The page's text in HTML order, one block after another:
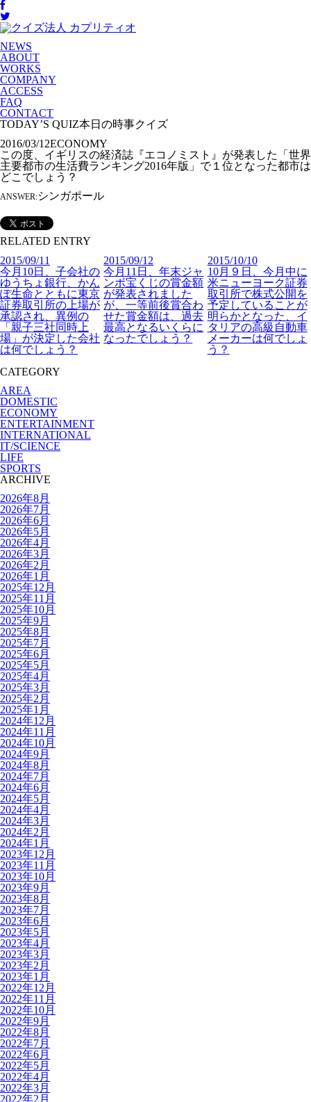
NEWS
ABOUT
WORKS
COMPANY
ACCESS
FAQ
CONTACT
TODAY’S QUIZ本日の時事クイズ
2016/03/12ECONOMY
この度、イギリスの経済誌『エコノミスト』が発表した「世界
主要都市の生活費ランキング2016年版」で１位となった都市は
どこでしょう？
ANSWER:シンガポール
RELATED ENTRY
2015/09/11
今月10日、子会社の
ゆうちょ銀行、かん
ぽ生命とともに東京
証券取引所の上場が
承認され、異例の
「親子三社同時上
場」が決定した会社
は何でしょう？
2015/09/12
今月11日、年末ジャ
ンボ宝くじの賞金額
が発表されました
が、一等前後賞合わ
せた賞金額は、過去
最高となるいくらに
なったでしょう？
2015/10/10
10月９日、今月中に
米ニューヨーク証券
取引所で株式公開を
予定していることが
明らかとなった、イ
タリアの高級自動車
メーカーは何でしょ
う？
CATEGORY
AREA
DOMESTIC
ECONOMY
ENTERTAINMENT
INTERNATIONAL
IT/SCIENCE
LIFE
SPORTS
ARCHIVE
2026年8月
2026年7月
2026年6月
2026年5月
2026年4月
2026年3月
2026年2月
2026年1月
2025年12月
2025年11月
2025年10月
2025年9月
2025年8月
2025年7月
2025年6月
2025年5月
2025年4月
2025年3月
2025年2月
2025年1月
2024年12月
2024年11月
2024年10月
2024年9月
2024年8月
2024年7月
2024年6月
2024年5月
2024年4月
2024年3月
2024年2月
2024年1月
2023年12月
2023年11月
2023年10月
2023年9月
2023年8月
2023年7月
2023年6月
2023年5月
2023年4月
2023年3月
2023年2月
2023年1月
2022年12月
2022年11月
2022年10月
2022年9月
2022年8月
2022年7月
2022年6月
2022年5月
2022年4月
2022年3月
2022年2月